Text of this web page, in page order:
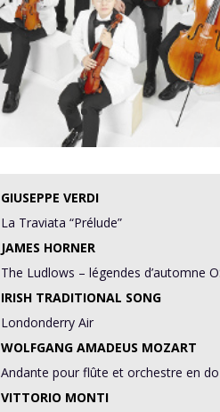
GIUSEPPE VERDI
La Traviata “Prélude”
JAMES HORNER
The Ludlows – légendes d’automne
IRISH TRADITIONAL SONG
Londonderry Air
WOLFGANG AMADEUS MOZART
Andante pour flûte et orchestre en
VITTORIO MONTI